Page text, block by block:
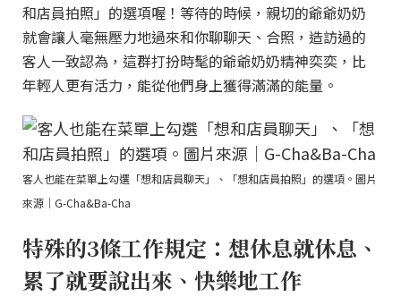
和店員拍照」的選項喔！等待的時候，親切的爺爺奶奶
就會讓人毫無壓力地過來和你聊聊天、合照，造訪過的
客人一致認為，這群打扮時髦的爺爺奶奶精神奕奕，比
年輕人更有活力，能從他們身上獲得滿滿的能量。
客人也能在菜單上勾選「想和店員聊天」、「想和店員拍照」的選項。圖片
來源｜G-Cha&Ba-Cha
特殊的3條工作規定：想休息就休息、
累了就要說出來、快樂地工作